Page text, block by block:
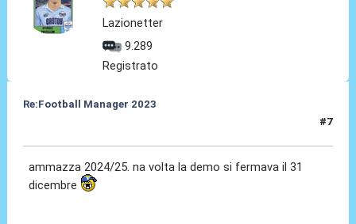
Lazionetter
9.289
Registrato
Re:Football Manager 2023
#7
ammazza 2024/25. na volta la demo si fermava il 31
dicembre